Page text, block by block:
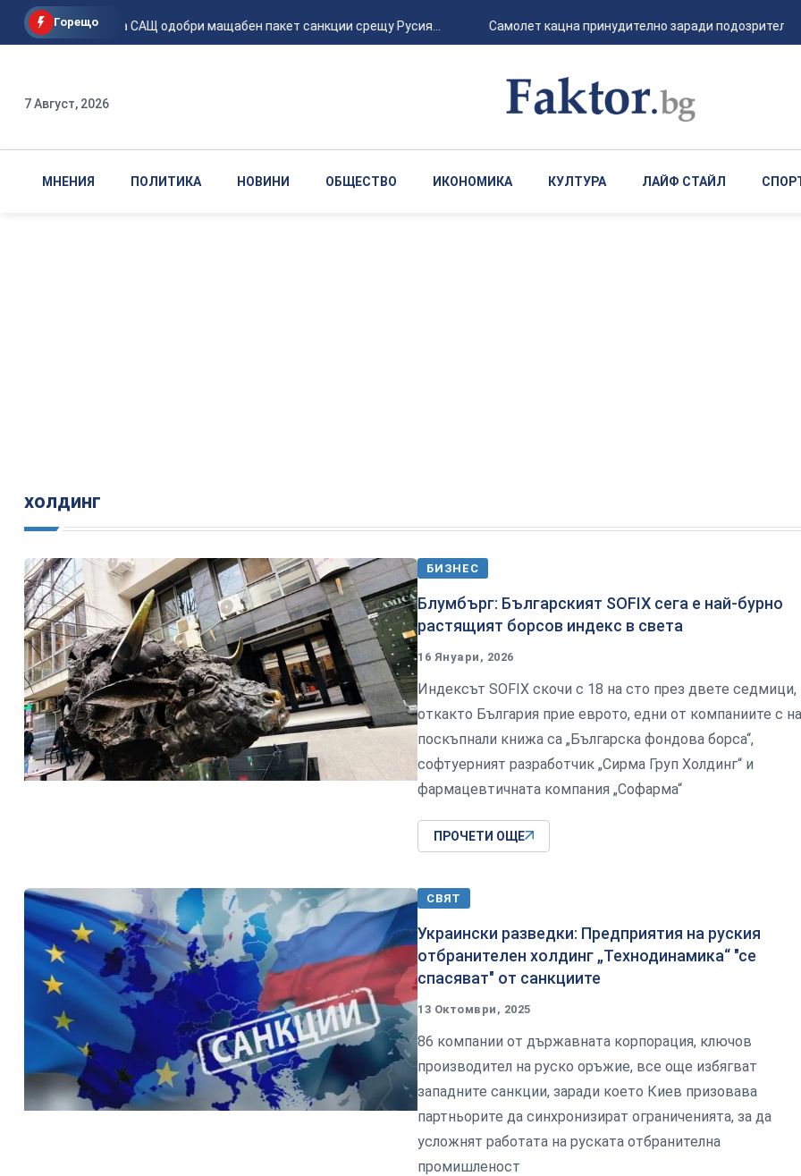
Горещо
Сенатът на САЩ одобри мащабен пакет санкции срещу Русия... Самолет кацна принудително заради подозрителна
7 Август, 2026
МНЕНИЯ ПОЛИТИКА НОВИНИ ОБЩЕСТВО ИКОНОМИКА КУЛТУРА ЛАЙФ СТАЙЛ
холдинг
БИЗНЕС
Блумбърг: Българският SOFIX сега е най-бурно
растящият борсов индекс в света
16 Януари, 2026
Индексът SOFIX скочи с 18 на сто през двете седмици,
откакто България прие еврото, едни от компаниите с
поскъпнали книжа са „Българска фондова борса“,
софтуерният разработчик „Сирма Груп Холдинг“ и
фармацевтичната компания „Софарма“
ПРОЧЕТИ ОЩЕ
СВЯТ
Украински разведки: Предприятия на руския
отбранителен холдинг „Технодинамика“ "се
спасяват" от санкциите
13 Октомври, 2025
86 компании от държавната корпорация, ключов
производител на руско оръжие, все още избягват
западните санкции, заради което Киев призовава
партньорите да синхронизират ограниченията, за да
усложнят работата на руската отбранителна
промишленост